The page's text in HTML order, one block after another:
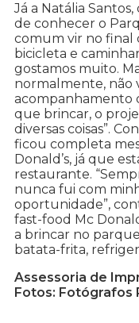
Já a Natália
de conhecer o
comum vir no final
bicicleta e
gostamos muito.
normalmente, não
acompanhamento
que brincar, o
diversas coisas”.
ficou completa
Donald’s, já que
restaurante.
nunca fui com
oportunidade”,
fast-food Mc
a brincar no
batata-frita,
Assessoria de
Fotos: Fotógrafos